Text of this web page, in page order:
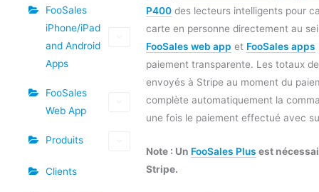
FooSales
iPhone/iPad
and Android
Apps
FooSales
Web App
Produits
Clients
P400 des lecteurs intelligents pour
carte en personne directement au
FooSales web app et FooSales apps
paiement transparente. Les totaux
envoyés à Stripe au moment du
complète automatiquement la
une fois le paiement effectué avec
Note : Un FooSales Plus est
Stripe.